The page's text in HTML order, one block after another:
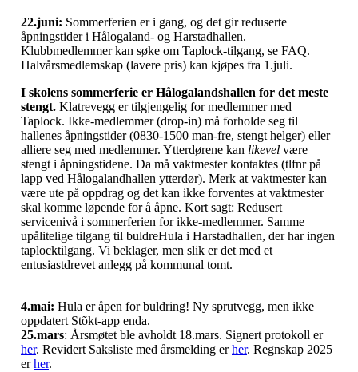
22.juni: Sommerferien er i gang, og det gir reduserte
åpningstider i Hålogaland- og Harstadhallen.
Klubbmedlemmer kan søke om Taplock-tilgang, se FAQ.
Halvårsmedlemskap (lavere pris) kan kjøpes fra 1.juli.
I skolens sommerferie er Hålogalandshallen for det meste
stengt. Klatrevegg er tilgjengelig for medlemmer med
Taplock. Ikke-medlemmer (drop-in) må forholde seg til
hallenes åpningstider (0830-1500 man-fre, stengt helger) eller
alliere seg med medlemmer. Ytterdørene kan likevel være
stengt i åpningstidene. Da må vaktmester kontaktes (tlfnr på
lapp ved Hålogalandhallen ytterdør). Merk at vaktmester kan
være ute på oppdrag og det kan ikke forventes at vaktmester
skal komme løpende for å åpne. Kort sagt: Redusert
servicenivå i sommerferien for ikke-medlemmer. Samme
upålitelige tilgang til buldreHula i Harstadhallen, der har ingen
taplocktilgang. Vi beklager, men slik er det med et
entusiastdrevet anlegg på kommunal tomt.
4.mai: Hula er åpen for buldring! Ny sprutvegg, men ikke
oppdatert Stõkt-app enda.
25.mars: Årsmøtet ble avholdt 18.mars. Signert protokoll er
her. Revidert Saksliste med årsmelding erher. Regnskap 2025
erher.